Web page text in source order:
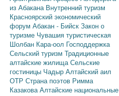
из Абакана Внутренний туризм
Красноярский экономический
форум Абакан - Бийск Закон о
туризме Чувашия туристическая
Шолбан Кара-оол Господдержка
Сельский туризм Традиционные
алтайские жилищаСельские
гостиницы Чадыр Алтайский аил
ОТР Страна поэтов Римма
КазаковаАлтайские национальные